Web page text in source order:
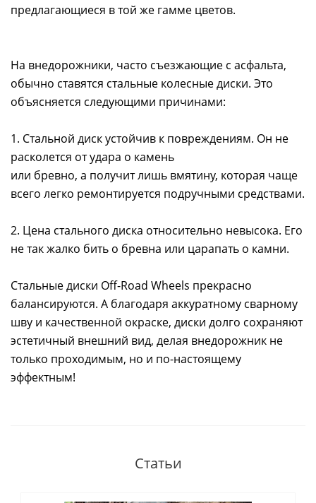
предлагающиеся в той же гамме цветов.
На внедорожники, часто съезжающие с асфальта,
обычно ставятся стальные колесные диски. Это
объясняется следующими причинами:
1. Стальной диск устойчив к повреждениям. Он не
расколется от удара о камень
или бревно, а получит лишь вмятину, которая чаще
всего легко ремонтируется подручными средствами.
2. Цена стального диска относительно невысока. Его
не так жалко бить о бревна или царапать о камни.
Стальные диски Off-Road Wheels прекрасно
балансируются. А благодаря аккуратному сварному
шву и качественной окраске, диски долго сохраняют
эстетичный внешний вид, делая внедорожник не
только проходимым, но и по-настоящему
эффектным!
Статьи